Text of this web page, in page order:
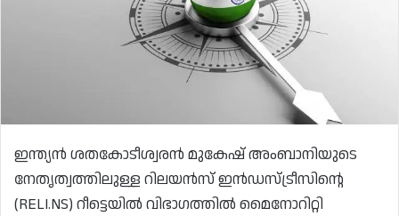
ഇന്ത്യൻ ശതകോടീശ്വരൻ മുകേഷ് അംബാനിയുടെ
നേതൃത്വത്തിലുള്ള റിലയൻസ് ഇൻഡസ്ട്രീസിന്റെ
(RELI.NS) റീട്ടെയിൽ വിഭാഗത്തിൽ മൈനോറിറ്റി